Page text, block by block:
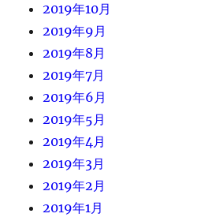
2019年10月
2019年9月
2019年8月
2019年7月
2019年6月
2019年5月
2019年4月
2019年3月
2019年2月
2019年1月